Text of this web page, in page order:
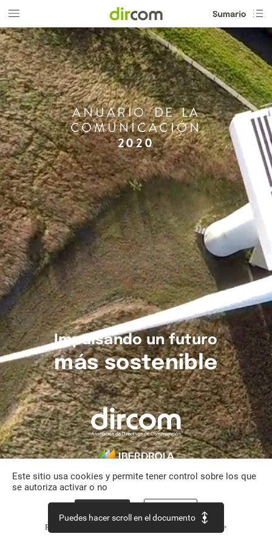
ANUARIO DE LA
COMUNICACIÓN
2020
Impulsando un futuro
más sostenible
Este sitio usa cookies y permite tener control sobre los que
se autoriza activar o no
Política de confidencialidad Continuar sin aceptar >
Puedes hacer scroll en el documento